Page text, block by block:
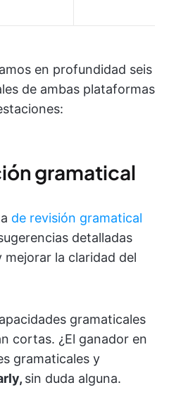
en profundidad seis
de ambas plataformas
gramatical
de revisión gramatical
detalladas
la claridad del
gramaticales
cortas. ¿El ganador en
gramaticales y
sin duda alguna.